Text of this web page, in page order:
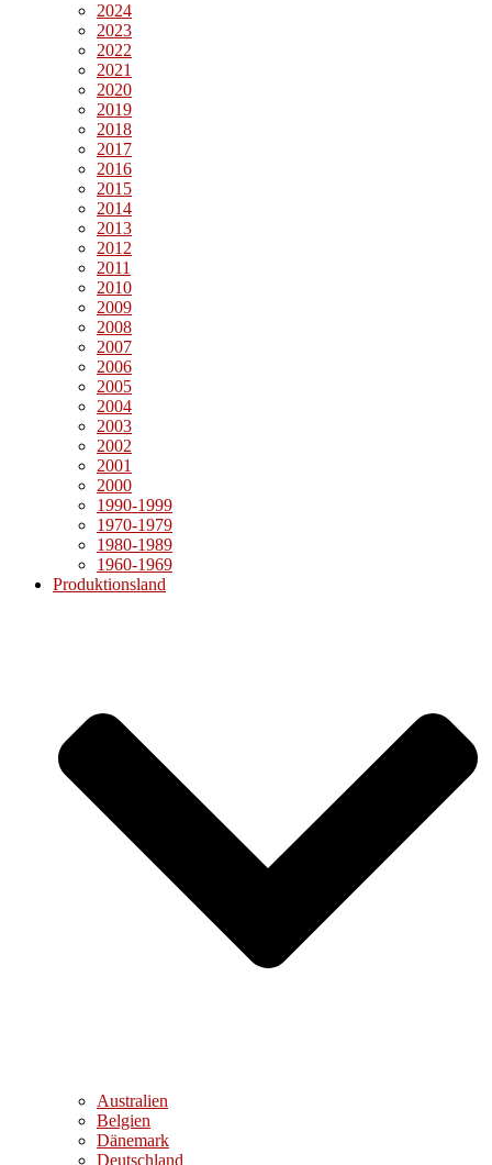
2024
2023
2022
2021
2020
2019
2018
2017
2016
2015
2014
2013
2012
2011
2010
2009
2008
2007
2006
2005
2004
2003
2002
2001
2000
1990-1999
1970-1979
1980-1989
1960-1969
Produktionsland
Australien
Belgien
Dänemark
Deutschland